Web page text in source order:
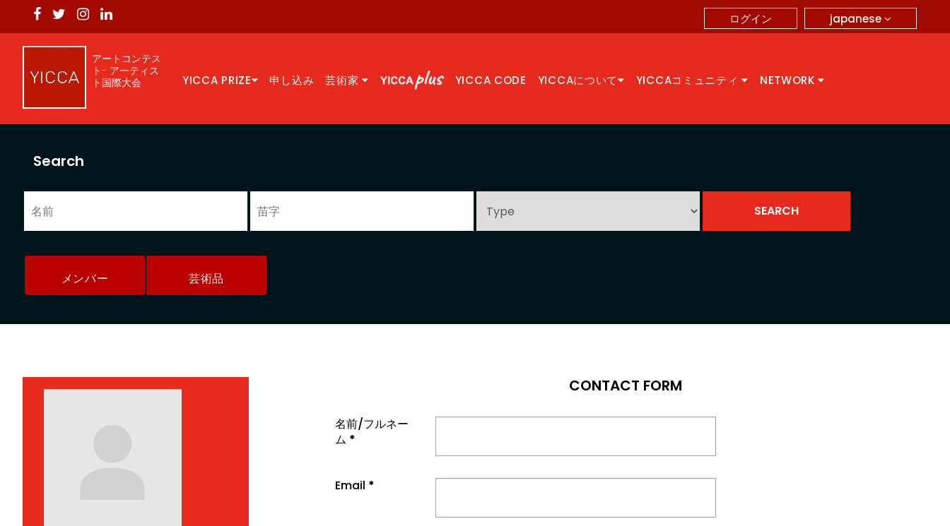
japanese
ログイン
アートコンテス
ト- アーティス
ト国際大会
YICCA PRIZE 申し込み 芸術家 YICCA CODE YICCAについて YICCAコミュニティ NETWORK
Search
メンバー 芸術品
CONTACT FORM
名前/フルネー
ム *
Email *